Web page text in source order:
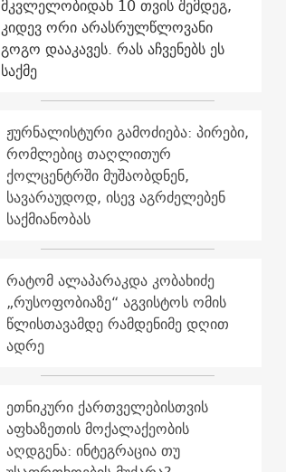
მკვლელობიდან 10 თვის შემდეგ,
კიდევ ორი არასრულწლოვანი
გოგო დააკავეს. რას აჩვენებს ეს
საქმე
ჟურნალისტური გამოძიება: პირები,
რომლებიც თაღლითურ
ქოლცენტრში მუშაობდნენ,
სავარაუდოდ, ისევ აგრძელებენ
საქმიანობას
რატომ ალაპარაკდა კობახიძე
„რუსოფობიაზე“ აგვისტოს ომის
წლისთავამდე რამდენიმე დღით
ადრე
ეთნიკური ქართველებისთვის
აფხაზეთის მოქალაქეობის
აღდგენა: ინტეგრაცია თუ